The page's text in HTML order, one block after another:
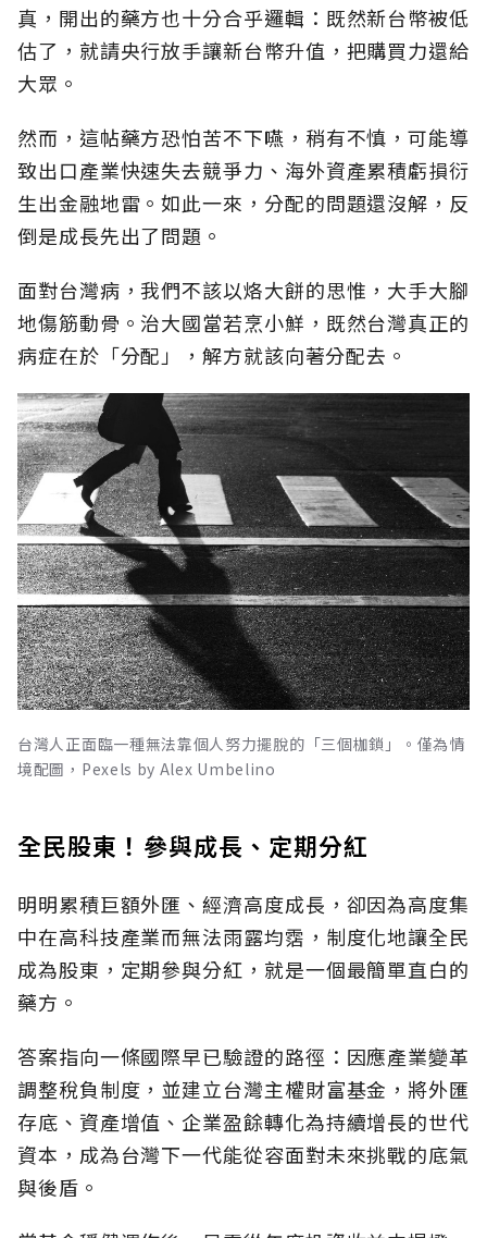
真，開出的藥方也十分合乎邏輯：既然新台幣被低
估了，就請央行放手讓新台幣升值，把購買力還給
大眾。
然而，這帖藥方恐怕苦不下嚥，稍有不慎，可能導
致出口產業快速失去競爭力、海外資產累積虧損衍
生出金融地雷。如此一來，分配的問題還沒解，反
倒是成長先出了問題。
面對台灣病，我們不該以烙大餅的思惟，大手大腳
地傷筋動骨。治大國當若烹小鮮，既然台灣真正的
病症在於「分配」，解方就該向著分配去。
台灣人正面臨一種無法靠個人努力擺脫的「三個枷鎖」。僅為情
境配圖，Pexels by Alex Umbelino
全民股東！參與成長、定期分紅
明明累積巨額外匯、經濟高度成長，卻因為高度集
中在高科技產業而無法雨露均霑，制度化地讓全民
成為股東，定期參與分紅，就是一個最簡單直白的
藥方。
答案指向一條國際早已驗證的路徑：因應產業變革
調整稅負制度，並建立台灣主權財富基金，將外匯
存底、資產增值、企業盈餘轉化為持續增長的世代
資本，成為台灣下一代能從容面對未來挑戰的底氣
與後盾。